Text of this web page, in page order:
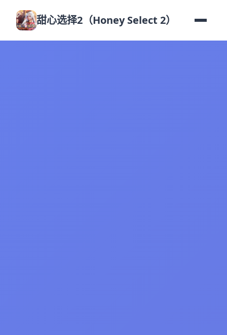
甜心选择2（Honey Select 2）